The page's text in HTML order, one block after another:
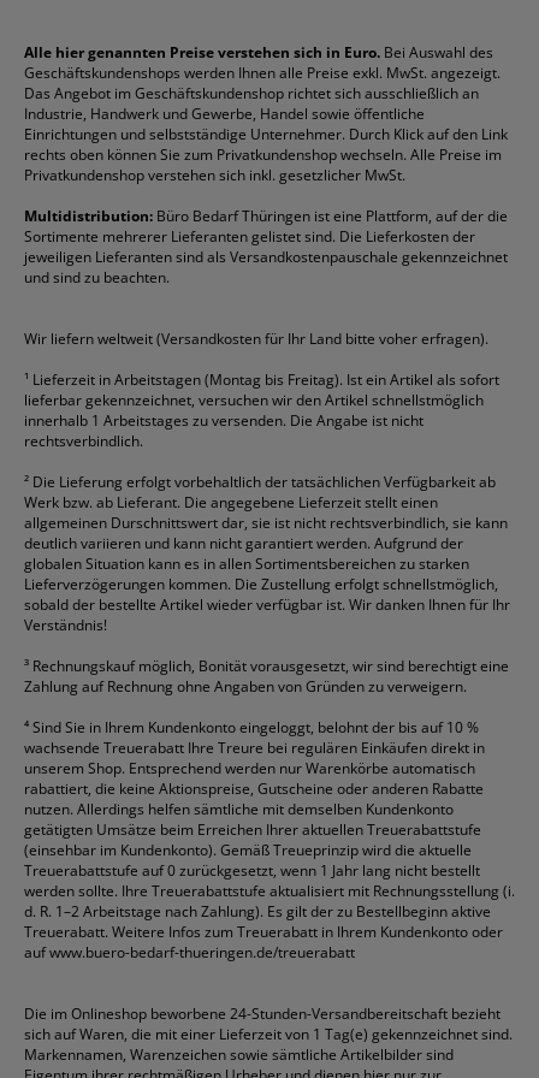
Reklamation / Retouren
Vertrag widerrufen (Privatkunden)
Rabatte & Aktionen
Briefumschläge
Druckerpatronen
Etiketten
Fineliner
Folienschreiber
Formulare
Gelschreiber
Geschäftsbücher
Klemmmappen
Kopierpapier
Korrekturmittel
Kugelschreiber
Mappen
Ordner
Packband
Permanentmarker
Taschenrechner
Textmarker
Tintenroller
Tintenpatronen
Toilettenpapier
Toner
Versandmaterial
Versandtaschen
Durable
DYMO
Edding
Esselte
Faber-Castell
Fellowes
Franken
Fripa
HP
Pentel
Pelikan
Pilot
Pritt
Schneider
Stabilo
Staedtler
alle Marken anzeigen
Alle hier genannten Preise verstehen sich in Euro. Bei Auswahl des
Geschäftskundenshops werden Ihnen alle Preise exkl. MwSt. angezeigt.
Das Angebot im Geschäftskundenshop richtet sich ausschließlich an
Industrie, Handwerk und Gewerbe, Handel sowie öffentliche
Einrichtungen und selbstständige Unternehmer. Durch Klick auf den Link
rechts oben können Sie zum Privatkundenshop wechseln. Alle Preise im
Privatkundenshop verstehen sich inkl. gesetzlicher MwSt.
Multidistribution: Büro Bedarf Thüringen ist eine Plattform, auf der die
Sortimente mehrerer Lieferanten gelistet sind. Die Lieferkosten der
jeweiligen Lieferanten sind als Versandkostenpauschale gekennzeichnet
und sind zu beachten.
Wir liefern weltweit (Versandkosten für Ihr Land bitte voher erfragen).
¹ Lieferzeit in Arbeitstagen (Montag bis Freitag). Ist ein Artikel als sofort
lieferbar gekennzeichnet, versuchen wir den Artikel schnellstmöglich
innerhalb 1 Arbeitstages zu versenden. Die Angabe ist nicht
rechtsverbindlich.
² Die Lieferung erfolgt vorbehaltlich der tatsächlichen Verfügbarkeit ab
Werk bzw. ab Lieferant. Die angegebene Lieferzeit stellt einen
allgemeinen Durschnittswert dar, sie ist nicht rechtsverbindlich, sie kann
deutlich variieren und kann nicht garantiert werden. Aufgrund der
globalen Situation kann es in allen Sortimentsbereichen zu starken
Lieferverzögerungen kommen. Die Zustellung erfolgt schnellstmöglich,
sobald der bestellte Artikel wieder verfügbar ist. Wir danken Ihnen für Ihr
Verständnis!
³ Rechnungskauf möglich, Bonität vorausgesetzt, wir sind berechtigt eine
Zahlung auf Rechnung ohne Angaben von Gründen zu verweigern.
⁴Sind Sie in Ihrem Kundenkonto eingeloggt, belohnt der bis auf 10 %
wachsende Treuerabatt Ihre Treure bei regulären Einkäufen direkt in
unserem Shop. Entsprechend werden nur Warenkörbe automatisch
rabattiert, die keine Aktionspreise, Gutscheine oder anderen Rabatte
nutzen. Allerdings helfen sämtliche mit demselben Kundenkonto
getätigten Umsätze beim Erreichen Ihrer aktuellen Treuerabattstufe
(einsehbar im Kundenkonto). Gemäß Treueprinzip wird die aktuelle
Treuerabattstufe auf 0 zurückgesetzt, wenn 1 Jahr lang nicht bestellt
werden sollte. Ihre Treuerabattstufe aktualisiert mit Rechnungsstellung (i.
d. R. 1–2 Arbeitstage nach Zahlung). Es gilt der zu Bestellbeginn aktive
Treuerabatt. Weitere Infos zum Treuerabatt in Ihrem Kundenkonto oder
aufwww.buero-bedarf-thueringen.de/treuerabatt
Die im Onlineshop beworbene 24-Stunden-Versandbereitschaft bezieht
sich auf Waren, die mit einer Lieferzeit von 1 Tag(e) gekennzeichnet sind.
Markennamen, Warenzeichen sowie sämtliche Artikelbilder sind